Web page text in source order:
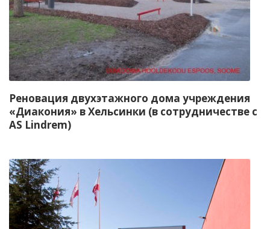
Реновация двухэтажного дома учреждения
«Диакония» в Хельсинки (в сотрудничестве с
AS Lindrem)